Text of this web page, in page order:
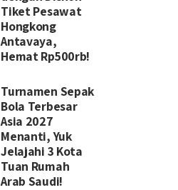
Tiket Pesawat
Hongkong
Antavaya,
Hemat Rp500rb!
Turnamen Sepak
Bola Terbesar
Asia 2027
Menanti, Yuk
Jelajahi 3 Kota
Tuan Rumah
Arab Saudi!